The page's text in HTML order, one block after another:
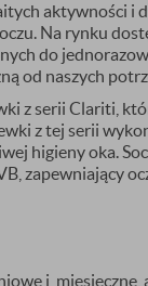
aktywności i
Na rynku
do
od naszych
z serii Clariti,
z tej serii
higieny oka.
zapewniający
i